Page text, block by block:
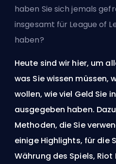
haben Sie sich jemals
insgesamt für League of
haben?
Heute sind wir hier, um
was Sie wissen müssen,
wollen, wie viel Geld Sie
ausgegeben haben.
Methoden, die Sie
einige Highlights, für die
Währung des Spiels, Riot